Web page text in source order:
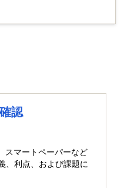
認
スマートペーパーなど
、利点、および課題に